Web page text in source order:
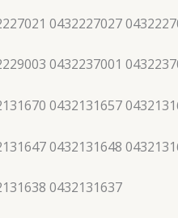
0432227027
0432237001
0432131657
0432131648
0432131637